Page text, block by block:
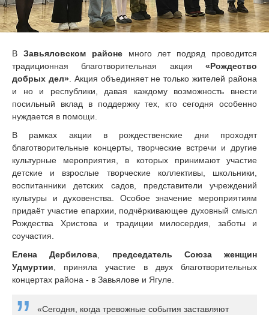
В Завьяловском районемного лет подряд проводится
традиционная благотворительная акция «Рождество
добрых дел». Акция объединяет не только жителей района
и но и республики, давая каждому возможность внести
посильный вклад в поддержку тех, кто сегодня особенно
нуждается в помощи.
В рамках акции в рождественские дни проходят
благотворительные концерты, творческие встречи и другие
культурные мероприятия, в которых принимают участие
детские и взрослые творческие коллективы, школьники,
воспитанники детских садов, представители учреждений
культуры и духовенства. Особое значение мероприятиям
придаёт участие епархии, подчёркивающее духовный смысл
Рождества Христова и традиции милосердия, заботы и
соучастия.
Елена Дербилова, председатель Союза женщин
Удмуртии, приняла участие в двух благотворительных
концертах района - в Завьялове и Ягуле.
«Сегодня, когда тревожные события заставляют